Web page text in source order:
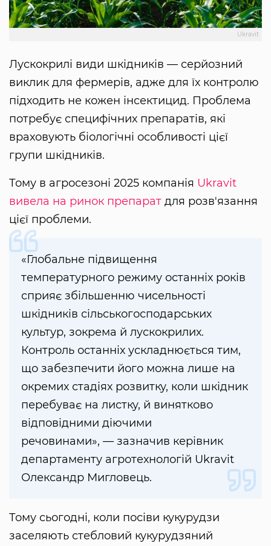
Ukravit
Лускокрилі види шкідників — серйозний
виклик для фермерів, адже для їх контролю
підходить не кожен інсектицид. Проблема
потребує специфічних препаратів, які
враховують біологічні особливості цієї
групи шкідників.
Тому в агросезоні 2025 компанія Ukravit
вивела на ринок препарат для розв'язання
цієї проблеми.
«Глобальне підвищення
температурного режиму останніх років
сприяє збільшенню чисельності
шкідників сільськогосподарських
культур, зокрема й лускокрилих.
Контроль останніх ускладнюється тим,
що забезпечити його можна лише на
окремих стадіях розвитку, коли шкідник
перебуває на листку, й винятково
відповідними діючими
речовинами», — зазначив керівник
департаменту агротехнологій Ukravit
Олександр Мигловець.
Тому сьогодні, коли посіви кукурудзи
заселяють стебловий кукурудзяний